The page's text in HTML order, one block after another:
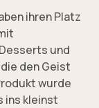
ihren Platz
und
den Geist
wurde
ins kleinst